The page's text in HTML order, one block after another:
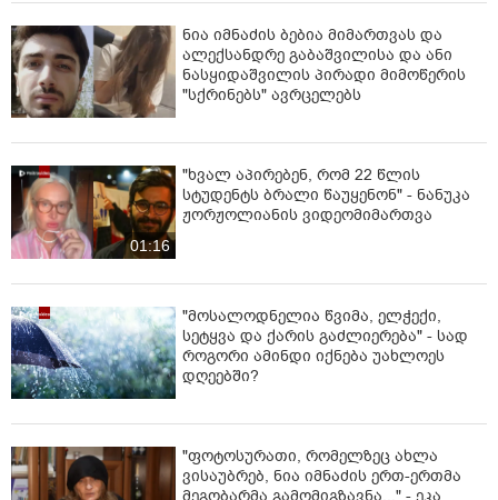
ნია იმნაძის ბებია მიმართვას და
ალექსანდრე გაბაშვილისა და ანი
ნასყიდაშვილის პირადი მიმოწერის
"სქრინებს" ავრცელებს
01:16
"ხვალ აპირებენ, რომ 22 წლის
სტუდენტს ბრალი წაუყენონ" - ნანუკა
ჟორჟოლიანის ვიდეომიმართვა
"მოსალოდნელია წვიმა, ელჭექი,
სეტყვა და ქარის გაძლიერება" - სად
როგორი ამინდი იქნება უახლოეს
დღეებში?
"ფოტოსურათი, რომელზეც ახლა
ვისაუბრებ, ნია იმნაძის ერთ-ერთმა